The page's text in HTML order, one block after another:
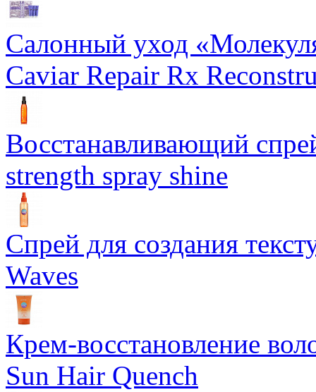
Салонный уход
Caviar Repair Rx
Восстанавливающий
strength spray shine
Спрей для создания
Waves
Крем-восстановление
Sun Hair Quench